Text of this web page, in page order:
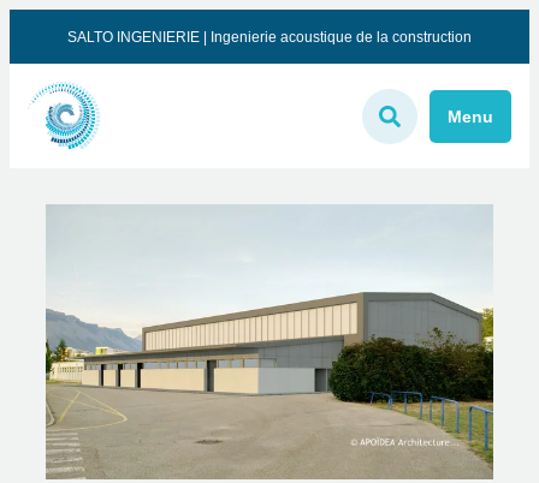
SALTO INGENIERIE | Ingenierie acoustique de la construction
Menu